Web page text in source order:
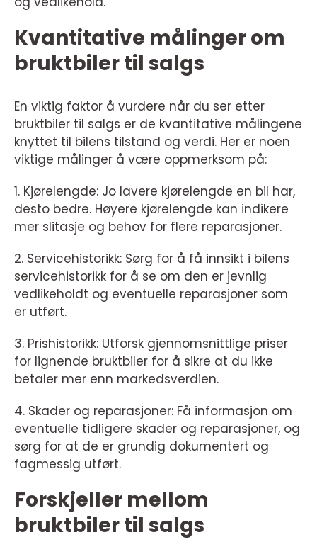
Kvantitative målinger om
bruktbiler til salgs
En viktig faktor å vurdere når du ser etter
bruktbiler til salgs er de kvantitative målingene
knyttet til bilens tilstand og verdi. Her er noen
viktige målinger å være oppmerksom på:
1. Kjørelengde: Jo lavere kjørelengde en bil har,
desto bedre. Høyere kjørelengde kan indikere
mer slitasje og behov for flere reparasjoner.
2. Servicehistorikk: Sørg for å få innsikt i bilens
servicehistorikk for å se om den er jevnlig
vedlikeholdt og eventuelle reparasjoner som
er utført.
3. Prishistorikk: Utforsk gjennomsnittlige priser
for lignende bruktbiler for å sikre at du ikke
betaler mer enn markedsverdien.
4. Skader og reparasjoner: Få informasjon om
eventuelle tidligere skader og reparasjoner, og
sørg for at de er grundig dokumentert og
fagmessig utført.
Forskjeller mellom
bruktbiler til salgs